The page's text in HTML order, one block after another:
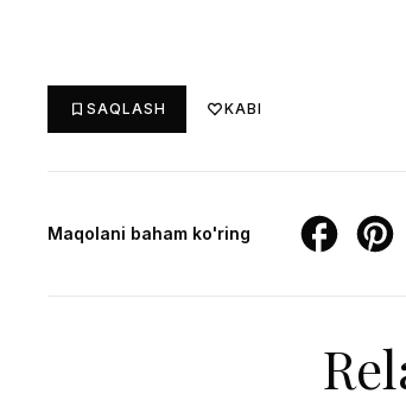
SAQLASH KABI
Maqolani baham ko'ring